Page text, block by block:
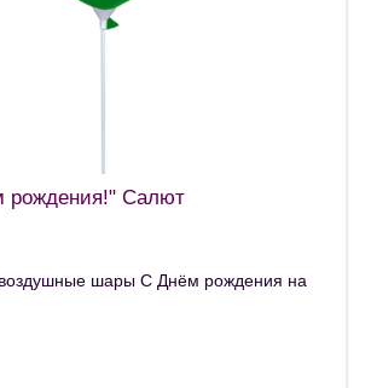
Салют
шары С Днём рождения на